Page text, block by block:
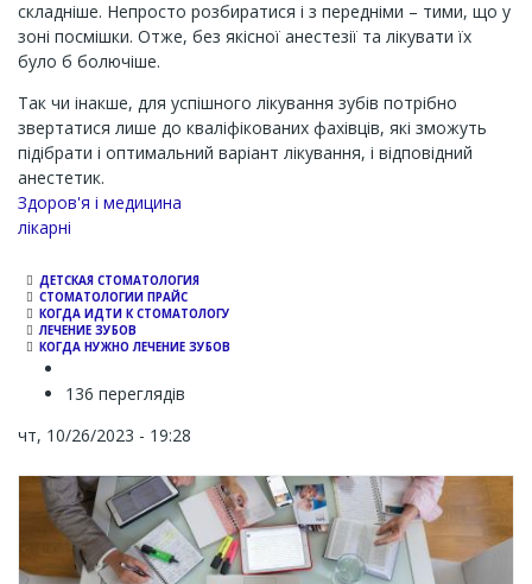
складніше. Непросто розбиратися і з передніми – тими, що у
зоні посмішки. Отже, без якісної анестезії та лікувати їх
було б болючіше.
Так чи інакше, для успішного лікування зубів потрібно
звертатися лише до кваліфікованих фахівців, які зможуть
підібрати і оптимальний варіант лікування, і відповідний
анестетик.
Здоров'я і медицина
лікарні
ДЕТСКАЯ СТОМАТОЛОГИЯ
СТОМАТОЛОГИИ ПРАЙС
КОГДА ИДТИ К СТОМАТОЛОГУ
ЛЕЧЕНИЕ ЗУБОВ
КОГДА НУЖНО ЛЕЧЕНИЕ ЗУБОВ
136 переглядів
чт, 10/26/2023 - 19:28